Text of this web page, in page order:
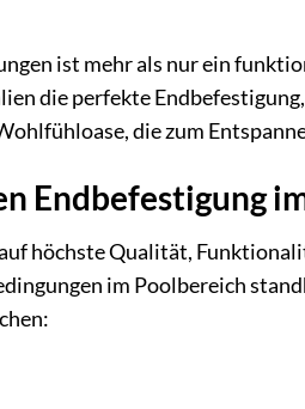
ist mehr als nur ein
die perfekte
die zum
Endbefestigung
höchste Qualität,
im Poolbereich